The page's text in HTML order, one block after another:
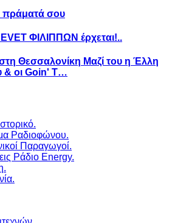
πράματά σου
ΦΙΛΙΠΠΩΝ έρχεται!..
Θεσσαλονίκη Μαζί του η Έλλη
& οι Goin' T…
Ραδιοφώνου.
Παραγωγοί.
Ράδιο Energy.